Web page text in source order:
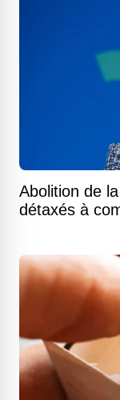
Abolition de
détaxés à